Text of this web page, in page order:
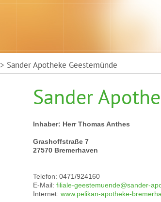
> Sander Apotheke Geestemünde
Sander
Inhaber: Herr Thomas Anthes
Grashoffstraße 7
27570 Bremerhaven
Telefon: 0471/924160
E-Mail: filiale-geestemuende@sander-
Internet: www.pelikan-apotheke-